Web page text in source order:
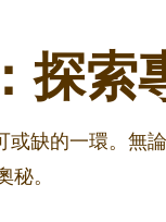
探索
缺的一環。
。